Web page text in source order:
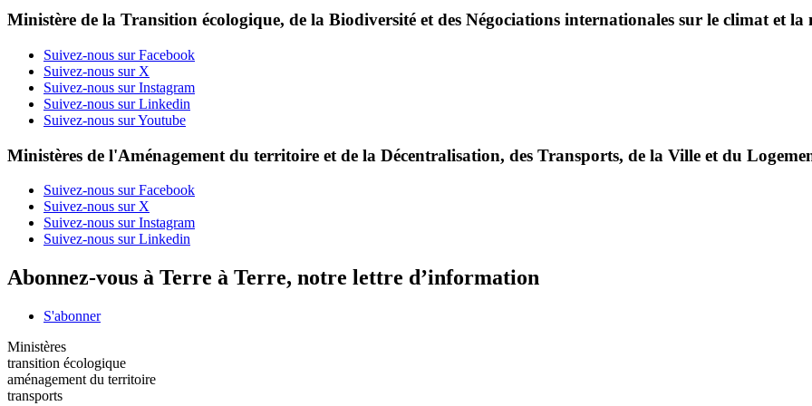
Ministère de la Transition écologique, de la Biodiversité et des Négociations internationales sur le climat et la
Suivez-nous sur Facebook
Suivez-nous sur X
Suivez-nous sur Instagram
Suivez-nous sur Linkedin
Suivez-nous sur Youtube
Ministères de l'Aménagement du territoire et de la Décentralisation, des Transports, de la Ville et du
Suivez-nous sur Facebook
Suivez-nous sur X
Suivez-nous sur Instagram
Suivez-nous sur Linkedin
Abonnez-vous à Terre à Terre, notre lettre d’information
S'abonner
Ministères
transition écologique
aménagement du territoire
transports